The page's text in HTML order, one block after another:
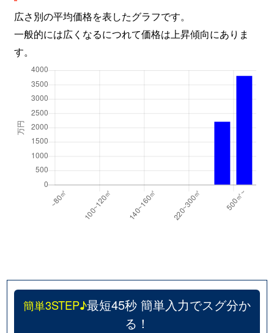
広さ別の平均価格を表したグラフです。
一般的には広くなるにつれて価格は上昇傾向にありま
す。
簡単3STEP♪最短45秒 簡単入力でスグ分か
る！